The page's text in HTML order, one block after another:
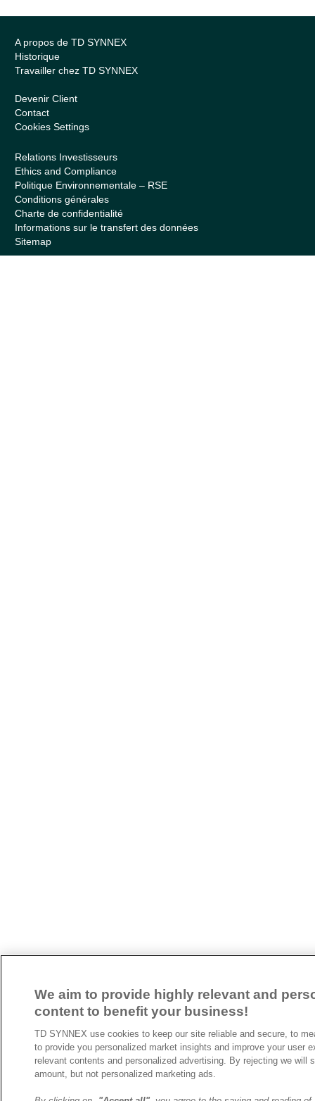
A propos de TD SYNNEX
Historique
Travailler chez TD SYNNEX
Devenir Client
Contact
Cookies Settings
Relations Investisseurs
Ethics and Compliance
Politique Environnementale – RSE
Conditions générales
Charte de confidentialité
Informations sur le transfert des données
Sitemap
We aim to provide highly relevant and
content to benefit your business!
TD SYNNEX use cookies to keep our site reliable and secure, to
to provide you personalized market insights and improve your user
relevant contents and personalized advertising. By rejecting we will
amount, but not personalized marketing ads.